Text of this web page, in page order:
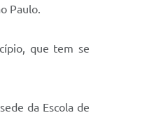
Paulo.
que tem se
da Escola de